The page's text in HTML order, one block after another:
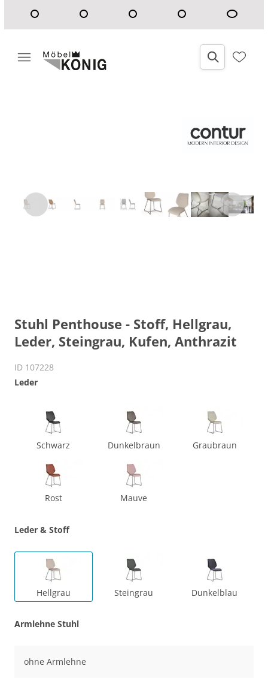
Stuhl Penthouse - Stoff, Hellgrau,
Leder, Steingrau, Kufen, Anthrazit
ID 107228
Leder
Schwarz Dunkelbraun Graubraun
Rost Mauve
Leder & Stoff
Hellgrau Steingrau Dunkelblau
Armlehne Stuhl
ohne Armlehne